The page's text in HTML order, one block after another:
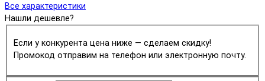
Все характеристики
Нашли дешевле?
Если у конкурента цена ниже — сделаем скидку!
Промокод отправим на телефон или электронную почту.